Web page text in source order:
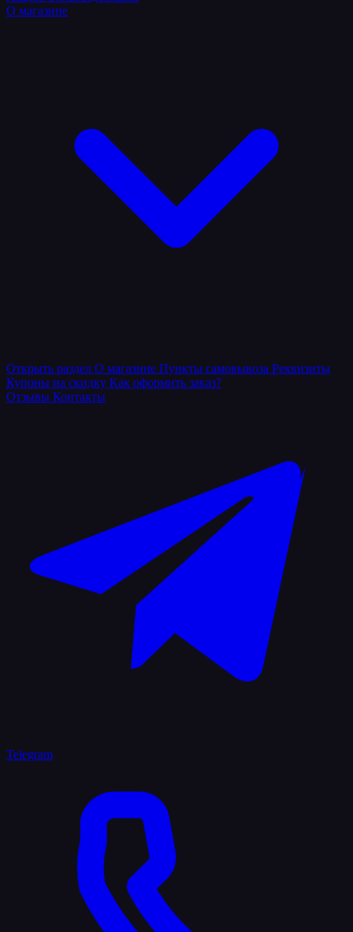
О магазине
Открыть раздел О магазине Пункты самовывоза Реквизиты
Купоны на скидку Как оформить заказ?
Отзывы Контакты
Telegram